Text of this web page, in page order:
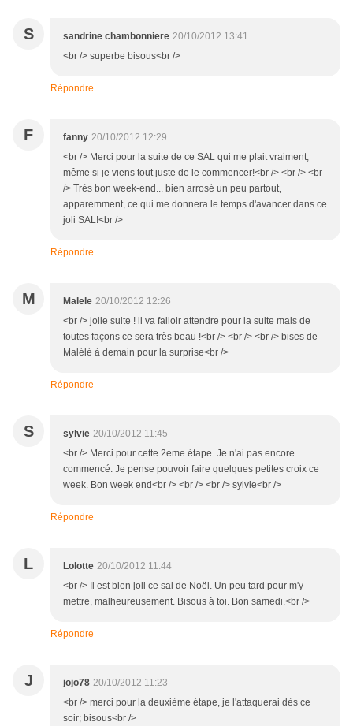
S sandrine chambonniere 20/10/2012 13:41
<br /> superbe bisous<br />
Répondre
F fanny 20/10/2012 12:29
<br /> Merci pour la suite de ce SAL qui me plait vraiment,
même si je viens tout juste de le commencer!<br /> <br /> <br
/> Très bon week-end... bien arrosé un peu partout,
apparemment, ce qui me donnera le temps d'avancer dans ce
joli SAL!<br />
Répondre
M Malele 20/10/2012 12:26
<br /> jolie suite ! il va falloir attendre pour la suite mais de
toutes façons ce sera très beau !<br /> <br /> <br /> bises de
Malélé à demain pour la surprise<br />
Répondre
S sylvie 20/10/2012 11:45
<br /> Merci pour cette 2eme étape. Je n'ai pas encore
commencé. Je pense pouvoir faire quelques petites croix ce
week. Bon week end<br /> <br /> <br /> sylvie<br />
Répondre
L Lolotte 20/10/2012 11:44
<br /> Il est bien joli ce sal de Noël. Un peu tard pour m'y
mettre, malheureusement. Bisous à toi. Bon samedi.<br />
Répondre
J jojo78 20/10/2012 11:23
<br /> merci pour la deuxième étape, je l'attaquerai dès ce
soir; bisous<br />